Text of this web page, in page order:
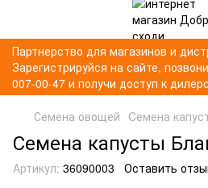
Партнерство для магазинов и
Зарегистрируйся на сайте,
007-00-47 и получи доступ к
Семена овощей Cемена
Семена капусты
Артикул: 36090003 Оставить